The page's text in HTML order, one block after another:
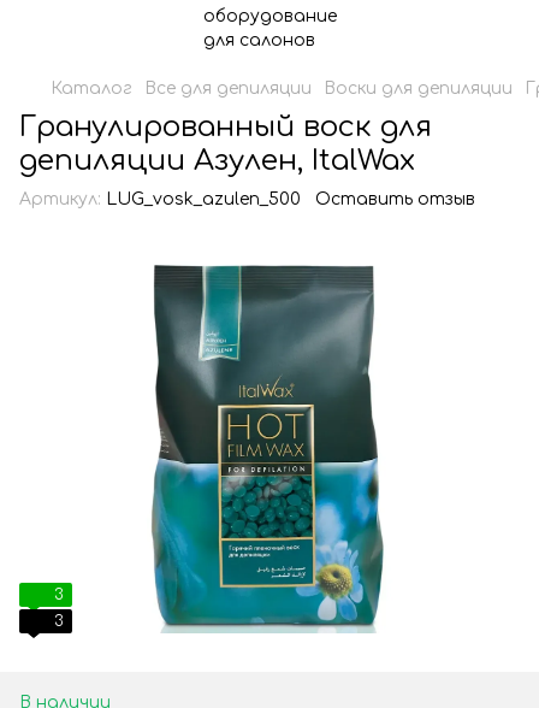
Каталог Все для депиляции Воски для депиляции
Гранулированный воск для
депиляции Азулен, ItalWax
Артикул: LUG_vosk_azulen_500 Оставить отзыв
3
3
В наличии